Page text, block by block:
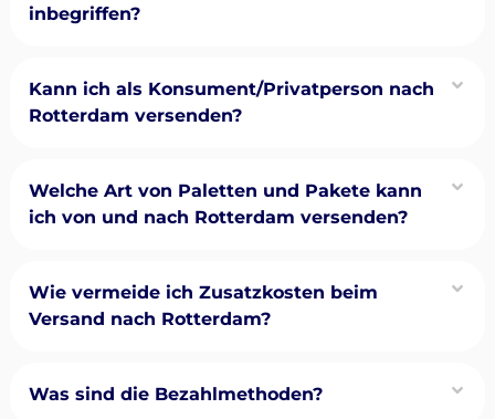
inbegriffen?
Kann ich als Konsument/Privatperson nach
Rotterdam versenden?
Welche Art von Paletten und Pakete kann
ich von und nach Rotterdam versenden?
Wie vermeide ich Zusatzkosten beim
Versand nach Rotterdam?
Was sind die Bezahlmethoden?